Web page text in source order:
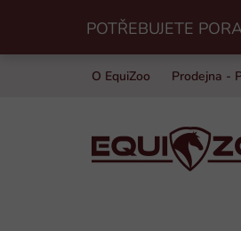
obsah
POTŘEBUJETE
O EquiZoo Prodejna -